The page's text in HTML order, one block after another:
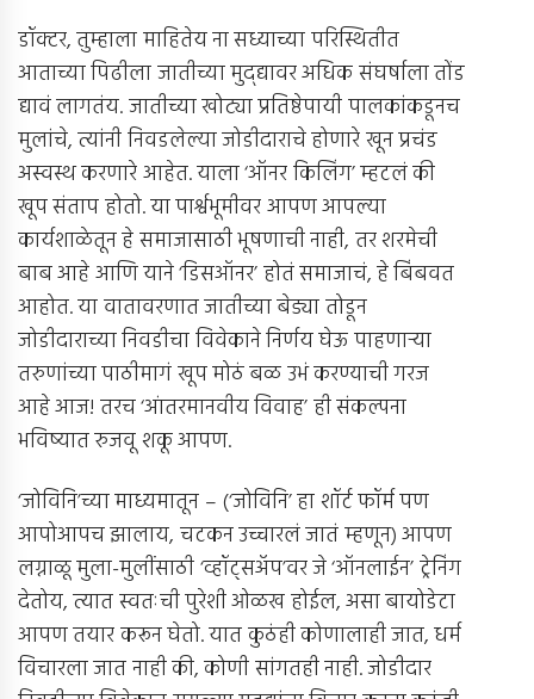
डॉक्टर, तुम्हाला माहितेय ना सध्याच्या परिस्थितीत
आताच्या पिढीला जातीच्या मुद्द्यावर अधिक संघर्षाला तोंड
द्यावं लागतंय. जातीच्या खोट्या प्रतिष्ठेपायी पालकांकडूनच
मुलांचे, त्यांनी निवडलेल्या जोडीदाराचे होणारे खून प्रचंड
अस्वस्थ करणारे आहेत. याला ‘ऑनर किलिंग’ म्हटलं की
खूप संताप होतो. या पार्श्वभूमीवर आपण आपल्या
कार्यशाळेतून हे समाजासाठी भूषणाची नाही, तर शरमेची
बाब आहे आणि याने ‘डिसऑनर’ होतं समाजाचं, हे बिंबवत
आहोत. या वातावरणात जातीच्या बेड्या तोडून
जोडीदाराच्या निवडीचा विवेकाने निर्णय घेऊ पाहणार्‍या
तरुणांच्या पाठीमागं खूप मोठं बळ उभं करण्याची गरज
आहे आज! तरच ‘आंतरमानवीय विवाह’ ही संकल्पना
भविष्यात रुजवू शकू आपण.
‘जोविनि’च्या माध्यमातून – (‘जोविनि’ हा शॉर्ट फॉर्म पण
आपोआपच झालाय, चटकन उच्चारलं जातं म्हणून) आपण
लग्नाळू मुला-मुलींसाठी ‘व्हॉट्सअ‍ॅप’वर जे ‘ऑनलाईन’ ट्रेनिंग
देतोय, त्यात स्वतःची पुरेशी ओळख होईल, असा बायोडेटा
आपण तयार करून घेतो. यात कुठंही कोणालाही जात, धर्म
विचारला जात नाही की, कोणी सांगतही नाही. जोडीदार